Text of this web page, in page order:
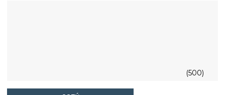
(500)